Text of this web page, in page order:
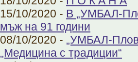
15/10/2020 - В „УМБАЛ-
мъж на 91 години
08/10/2020 - „УМБАЛ-
„Медицина с традиции“